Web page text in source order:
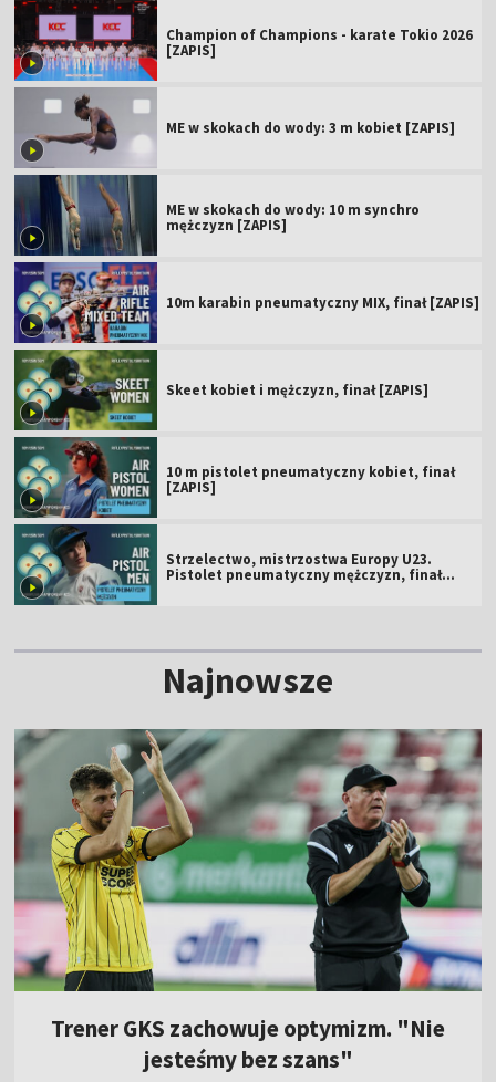
Champion of Champions - karate Tokio 2026
[ZAPIS]
ME w skokach do wody: 3 m kobiet [ZAPIS]
ME w skokach do wody: 10 m synchro
mężczyzn [ZAPIS]
10m karabin pneumatyczny MIX, finał [ZAPIS]
Skeet kobiet i mężczyzn, finał [ZAPIS]
10 m pistolet pneumatyczny kobiet, finał
[ZAPIS]
Strzelectwo, mistrzostwa Europy U23.
Pistolet pneumatyczny mężczyzn, finał
Najnowsze
Trener GKS zachowuje optymizm. "Nie
jesteśmy bez szans"